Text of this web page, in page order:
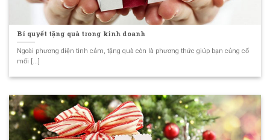
Bí quyết tặng quà trong kinh doanh
Ngoài phương diện tình cảm, tặng quà còn là phương thức giúp bạn củng cố
mối [...]